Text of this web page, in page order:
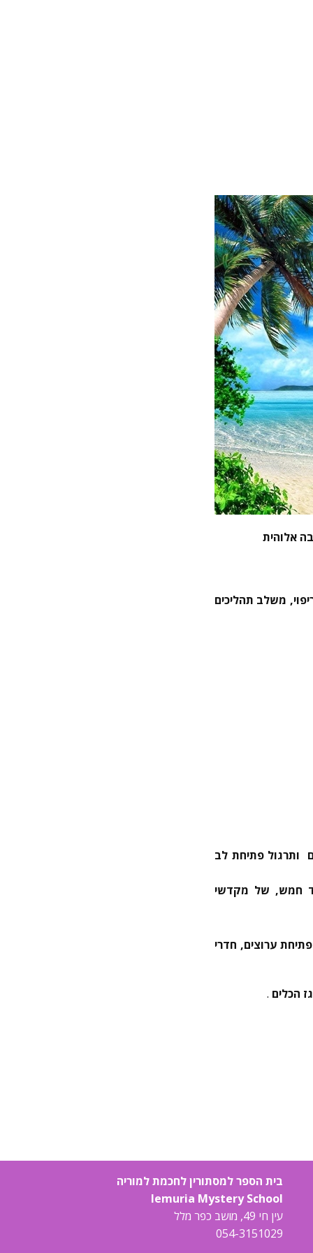
אלוהית
משלב תהליכים
ותרגול פתיחת לב
ממד חמש, של מקדשי
ערוצים, חדרי
הכלים .
בית הספר למסתורין לחכמת למוריה
lemuria Mystery School
עין חי 49, מושב כפר מלל
054-3151029